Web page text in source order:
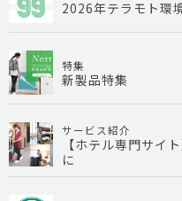
2026年テラモト環
特集
新製品特集
サービス紹介
【ホテル専門サイ
に